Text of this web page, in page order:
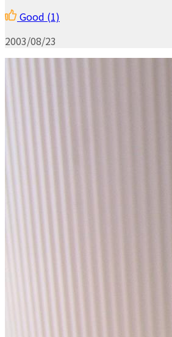
Good (1)
2003/08/23